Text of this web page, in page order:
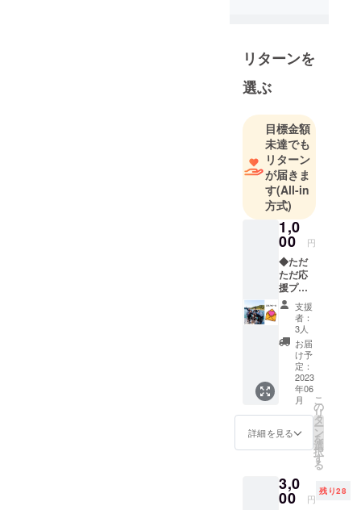
リターンを
選ぶ
目標金額
未達でも
リターン
が届きま
す(All-in
方式)
1,0
00 円
◆ただ
ただ応
援プラ
ン ご支
援いた
だいた
方には
お礼
メール
をお送
りさせ
ていた
だきま
す。
支援
者：
3人
お届
け予
定：
2023
年06
月
詳細を見る
こ
の
リ
タ
ー
ン
を
選
択
す
る
3,0
00 円
残り28